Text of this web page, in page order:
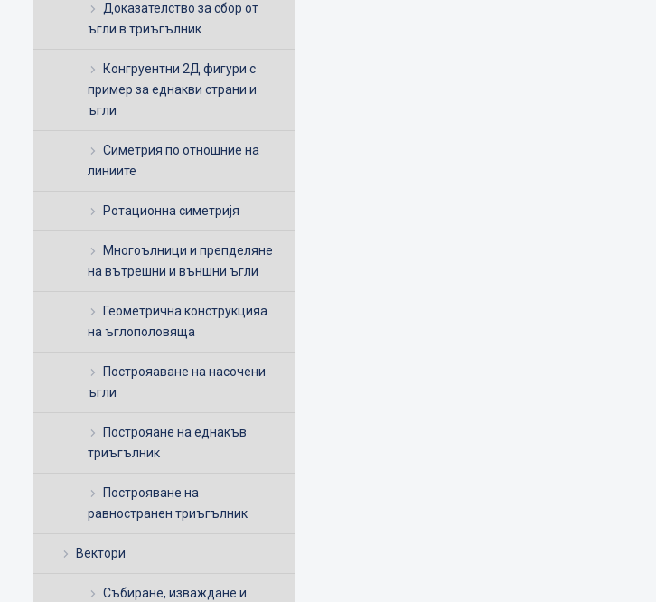
Доказателство за сбор от
ъгли в триъгълник
Конгруентни 2Д фигури с
пример за еднакви страни и
ъгли
Симетрия по отношние на
линиите
Ротационна симетријя
Многоълници и препделяне
на вътрешни и външни ъгли
Геометрична конструкцияа
на ъглополовяща
Построяаване на насочени
ъгли
Построяане на еднакъв
триъгълник
Построяване на
равностранен триъгълник
Вектори
Събиране, изваждане и